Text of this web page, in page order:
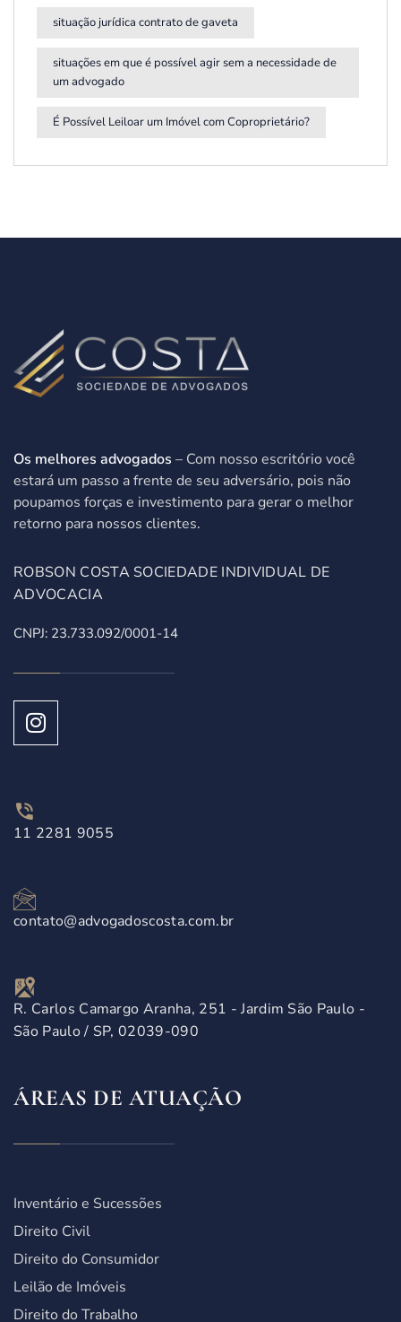
situação jurídica contrato de gaveta
situações em que é possível agir sem a necessidade de
um advogado
É Possível Leiloar um Imóvel com Coproprietário?
Os melhores advogados – Com nosso escritório você
estará um passo a frente de seu adversário, pois não
poupamos forças e investimento para gerar o melhor
retorno para nossos clientes.
ROBSON COSTA SOCIEDADE INDIVIDUAL DE
ADVOCACIA
CNPJ: 23.733.092/0001-14
11 2281 9055
contato@advogadoscosta.com.br
R. Carlos Camargo Aranha, 251 - Jardim São Paulo -
São Paulo / SP, 02039-090
ÁREAS DE ATUAÇÃO
Inventário e Sucessões
Direito Civil
Direito do Consumidor
Leilão de Imóveis
Direito do Trabalho